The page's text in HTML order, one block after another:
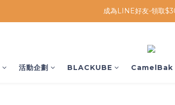
成為LINE好友-領取
活動企劃 BLACKUBE CamelBak